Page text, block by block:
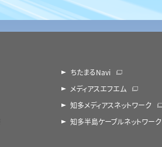
ちたまるNavi
メディアスエフエム
知多メディアスネットワーク
知多半島ケーブルネットワーク